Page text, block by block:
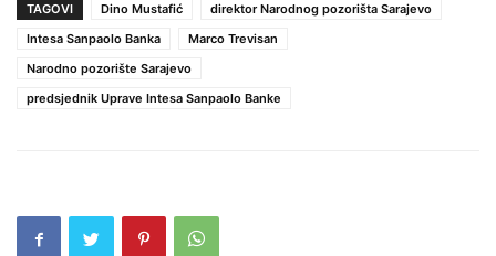
TAGOVI Dino Mustafić
direktor Narodnog pozorišta Sarajevo
Intesa Sanpaolo Banka
Marco Trevisan
Narodno pozorište Sarajevo
predsjednik Uprave Intesa Sanpaolo Banke